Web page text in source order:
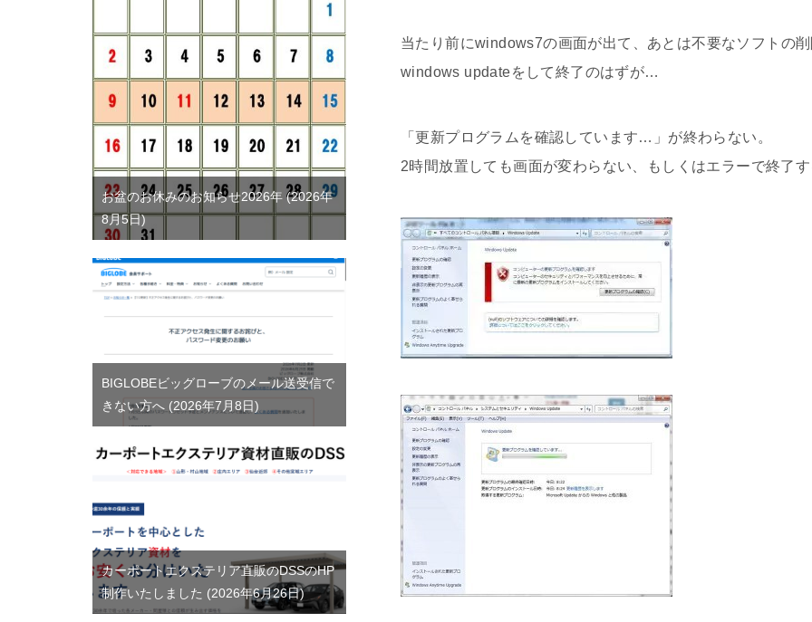
当たり前にwindows7の画面が出て、あとは不要なソフトの
windows updateをして終了のはずが…
「更新プログラムを確認しています…」が終わらない。
2時間放置しても画面が変わらない、もしくはエラーで終了
お盆のお休みのお知らせ2026年 2026年
8月5日
BIGLOBEビッグローブのメール送受信で
きない方へ
2026年7月8日
カーポートエクステリア直販のDSSのHP
制作いたしました
2026年6月26日